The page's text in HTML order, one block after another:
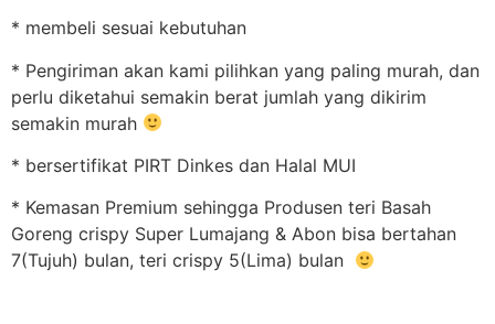
* membeli sesuai kebutuhan
* Pengiriman akan kami pilihkan yang paling murah, dan
perlu diketahui semakin berat jumlah yang dikirim
semakin murah
* bersertifikat PIRT Dinkes dan Halal MUI
* Kemasan Premium sehingga Produsen teri Basah
Goreng crispy Super Lumajang & Abon bisa bertahan
7(Tujuh) bulan, teri crispy 5(Lima) bulan